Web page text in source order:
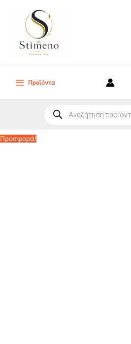
περιεχόμενο
Main
Προϊόντα
search
Προσφορά!